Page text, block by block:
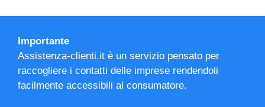
Importante
Assistenza-clienti.it è un servizio pensato per
raccogliere i contatti delle imprese rendendoli
facilmente accessibili al consumatore.